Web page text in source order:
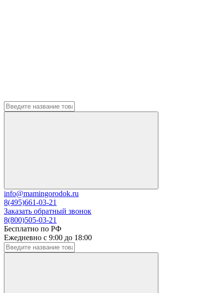
info@mamingorodok.ru
8(495)661-03-21
Заказать обратный звонок
8(800)505-03-21
Бесплатно по РФ
Ежедневно с 9:00 до 18:00